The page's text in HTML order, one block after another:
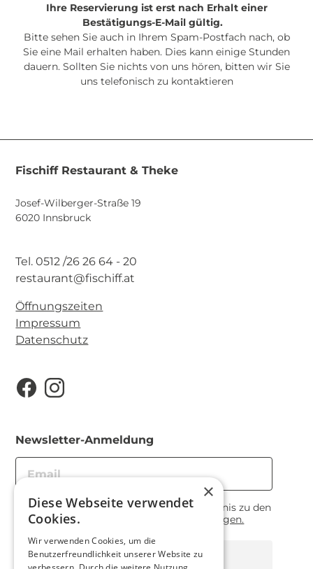
Ihre Reservierung ist erst nach Erhalt einer
Bestätigungs-E-Mail gültig.
Bitte sehen Sie auch in Ihrem Spam-Postfach nach, ob
Sie eine Mail erhalten haben. Dies kann einige Stunden
dauern. Sollten Sie nichts von uns hören, bitten wir Sie
uns telefonisch zu kontaktieren
Fischiff Restaurant & Theke
Josef-Wilberger-Straße 19
6020 Innsbruck
Tel. 0512 /26 26 64 - 20
restaurant@fischiff.at
Öffnungszeiten
Impressum
Datenschutz
Newsletter-Anmeldung
Hiermit erkläre ich meine Einverständnis zu den
vorliegenden
Datenschutzbestimmungen.
Anmelden
×
Diese Webseite verwendet
Cookies.
Wir verwenden Cookies, um die
Benutzerfreundlichkeit unserer Website zu